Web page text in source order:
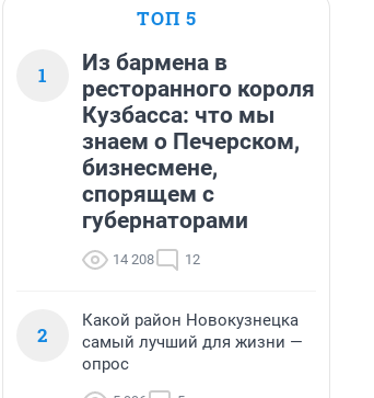
ТОП 5
1
Из бармена в
ресторанного короля
Кузбасса: что мы
знаем о Печерском,
бизнесмене,
спорящем с
губернаторами
14 208 12
2
Какой район Новокузнецка
самый лучший для жизни —
опрос